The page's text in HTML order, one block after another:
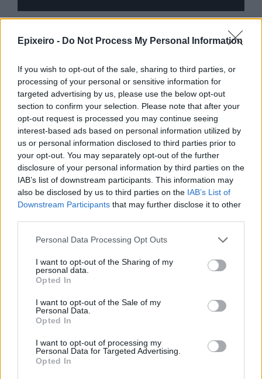
Epixeiro - Do Not Process My Personal Information
If you wish to opt-out of the sale, sharing to third parties, or
processing of your personal or sensitive information for
targeted advertising by us, please use the below opt-out
section to confirm your selection. Please note that after your
opt-out request is processed you may continue seeing
interest-based ads based on personal information utilized by
us or personal information disclosed to third parties prior to
your opt-out. You may separately opt-out of the further
disclosure of your personal information by third parties on the
IAB’s list of downstream participants. This information may
also be disclosed by us to third parties on the IAB’s List of
Downstream Participants that may further disclose it to other
Personal Data Processing Opt Outs
I want to opt-out of the Sharing of my
personal data.
Opted In
I want to opt-out of the Sale of my
Personal Data.
Opted In
I want to opt-out of processing my
Personal Data for Targeted Advertising.
Opted In
Η ERGO επιβράβευσε και φέτος
τους συνεργάτες του Εταιρικού
της Δικτύου διοργανώνοντας
ταξίδια στην Πράγα και το
Καρπενήσι
30/07/26|16:46
Olympic Yacht Show 2026: Η
«αφρόκρεμα» του ελληνικού
yachting δίνει ραντεβού στο
Λαύριο, το τετραήμερο 15-18
Οκτωβρίου 2026
30/07/26| 16:34
ENTERPRISE GREECE και
ΣΕΠΕΕ ένωσαν δυνάμεις για την
ένδυσης – κλωστοϋφαντουργίας
Η νέα ευρωπαϊκή έκθεση για την
ψηφιακή υγεία ανοίγει τις πύλες